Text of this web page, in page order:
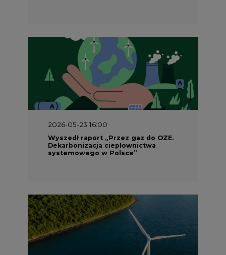
2026-05-23 16:00
Wyszedł raport „Przez gaz do OZE.
Dekarbonizacja ciepłownictwa
systemowego w Polsce”